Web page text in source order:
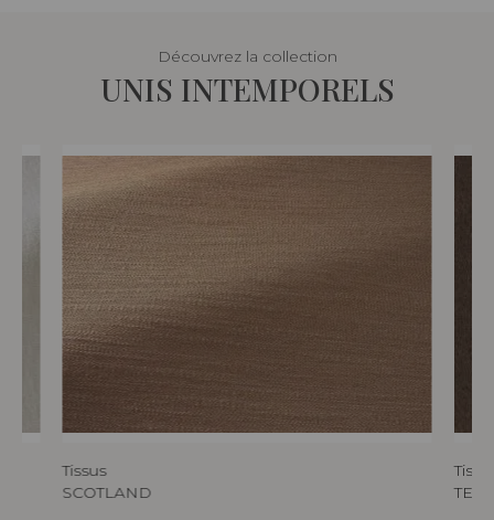
Découvrez la collection
UNIS INTEMPORELS
Tissus
SCOTLAND